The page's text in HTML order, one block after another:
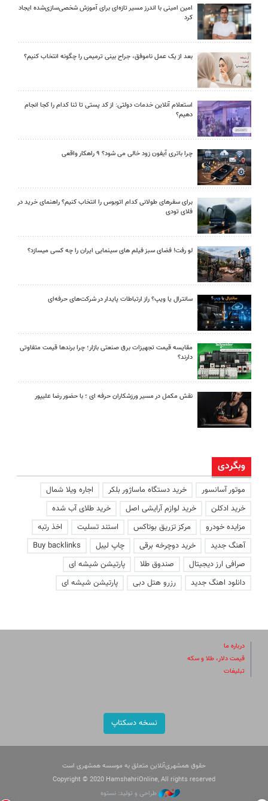
امین امینی با اندرز مسیر تازه‌ای برای آموزش شخصی‌سازی‌شده ایجاد
کرد
بعد از یک عمل ناموفق، جراح بینی ترمیمی را چگونه انتخاب کنیم؟
استعلام آنلاین خدمات دولتی: از کد پستی تا ثنا کدام را کجا انجام
دهیم؟
چرا باتری آیفون زود خالی می شود؟ ۹ راهکار واقعی
برای سفرهای طولانی کدام اتوبوس را انتخاب کنیم؟ راهنمای خرید در
فلای تودی
لو رفت! فضای سبز فیلم های سینمایی ایران را چه کسی میسازد؟
سانترال یا ویپ؟ راز ارتباطات پایدار در شرکت‌های حرفه‌ای
مقایسه قیمت تجهیزات برق صنعتی بازار؛ چرا برندها قیمت متفاوتی
دارند؟
نقش مکمل در مسیر ورزشکاران حرفه ای ؛ با حضور رضا علیپور
وبگردی
موتور آسانسور خرید دستگاه ماساژور بلکر
اجاره ویلا شمال
خرید ادکلن
خرید لوازم آرایشی اصل
خرید طلای آب شده
مزایده خودرو
مرکز تزریق بوتاکس استند تسلیت
اخذ رتبه
آهنگ جدید
خرید دوچرخه برقی چاپ لیبل
Buy backlinks
صرافی ارز دیجیتال
صندوق طلا
پارتیشن شیشه ای
دانلود اهنگ جدید
رزرو هتل دبی پارتیشن شیشه ای
درباره ما
قیمت دلار، طلا و سکه
تبلیغات
نسخه دسکتاپ
حقوق همشهری‌آنلاین متعلق به موسسه همشهری است
Copyright © 2020 HamshahriOnline, All rights reserved
طراحی و تولید: نستوه